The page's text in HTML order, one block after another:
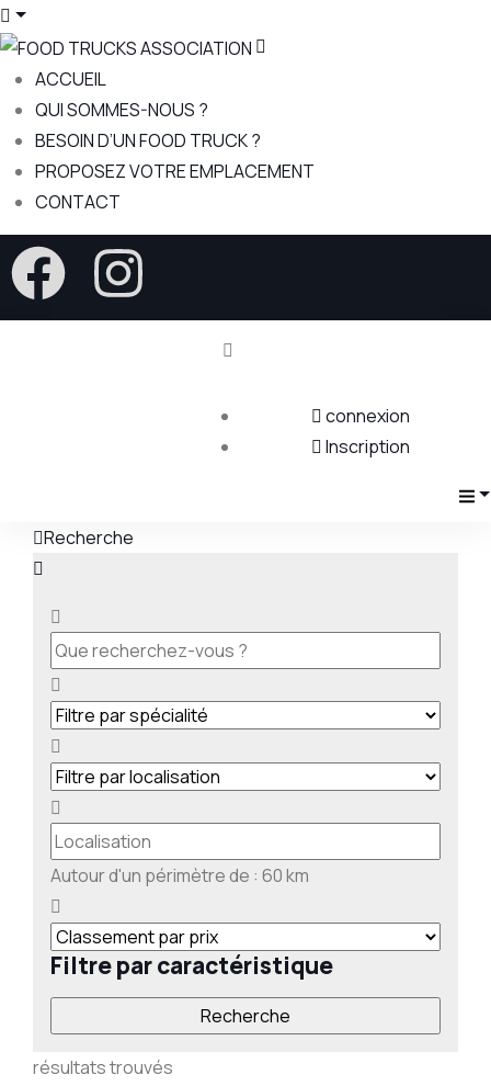
ACCUEIL
QUI SOMMES-NOUS ?
BESOIN D’UN FOOD TRUCK ?
PROPOSEZ VOTRE EMPLACEMENT
CONTACT
connexion
Inscription
Recherche
Autour d'un périmètre de : 60km
Filtre par caractéristique
résultats trouvés